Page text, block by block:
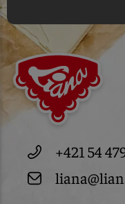
+421 54